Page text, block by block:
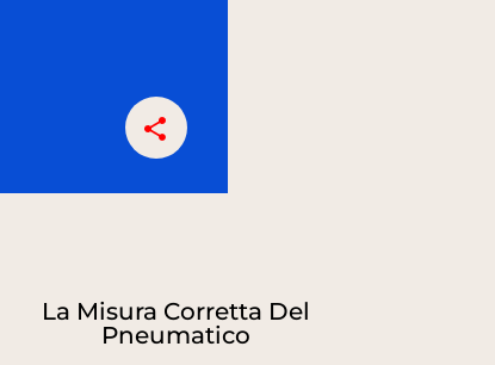
La Misura Corretta Del
Pneumatico